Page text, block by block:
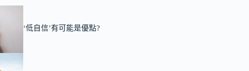
‘低自信’有可能是優點?